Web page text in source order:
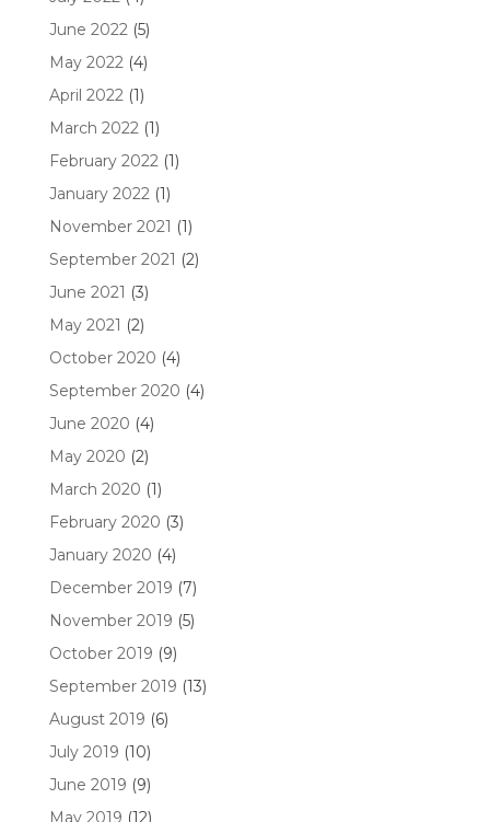
June 2022(5)
May 2022(4)
April 2022(1)
March 2022(1)
February 2022(1)
January 2022(1)
November 2021 (1)
September 2021 (2)
June 2021 (3)
May 2021 (2)
October 2020 (4)
September 2020 (4)
June 2020 (4)
May 2020 (2)
March 2020 (1)
February 2020 (3)
January 2020 (4)
December 2019 (7)
November 2019 (5)
October 2019 (9)
September 2019 (13)
August 2019 (6)
July 2019 (10)
June 2019 (9)
May 2019 (12)